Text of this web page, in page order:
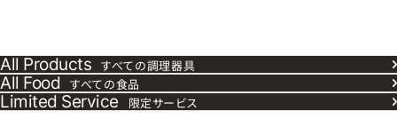
All Products すべての調理器具
All Food すべての食品
Limited Service 限定サービス